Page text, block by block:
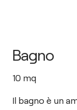
Bagno
10 mq
Il bagno è un